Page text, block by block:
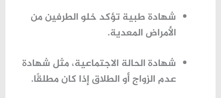
شهادة طبية تؤكد خلو الطرفين من
الأمراض المعدية.
شهادة الحالة الاجتماعية، مثل شهادة
عدم الزواج أو الطلاق إذا كان مطلقًا.